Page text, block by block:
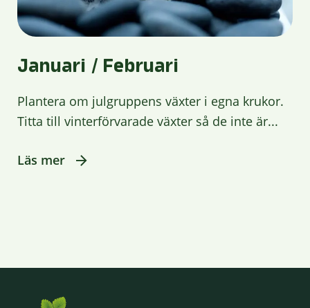
Januari / Februari
Plantera om julgruppens växter i egna krukor.
Titta till vinterförvarade växter så de inte är...
Läs mer